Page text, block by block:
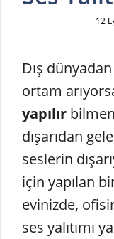
12
Dış
ortam
yapılır
dışarıdan
seslerin
için yapılan
evinizde,
ses yalıtımı